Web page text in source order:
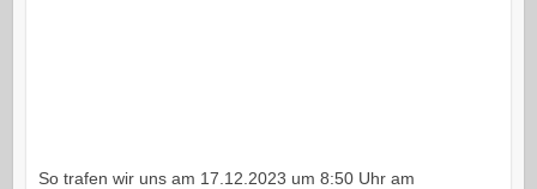
So trafen wir uns am 17.12.2023 um 8:50 Uhr am